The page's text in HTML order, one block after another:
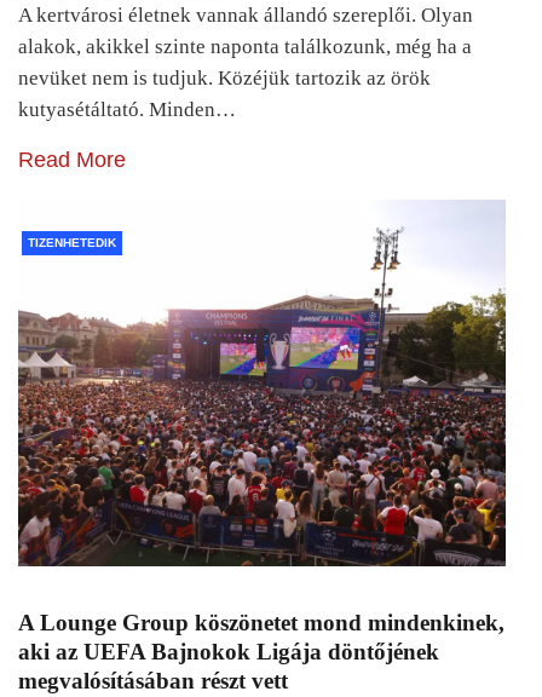
A kertvárosi életnek vannak állandó szereplői. Olyan
alakok, akikkel szinte naponta találkozunk, még ha a
nevüket nem is tudjuk. Közéjük tartozik az örök
kutyasétáltató. Minden…
Read More
TIZENHETEDIK
A Lounge Group köszönetet mond mindenkinek,
aki az UEFA Bajnokok Ligája döntőjének
megvalósításában részt vett